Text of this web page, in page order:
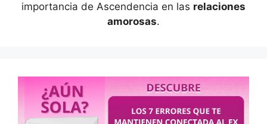
importancia de Ascendencia en las relaciones
amorosas.